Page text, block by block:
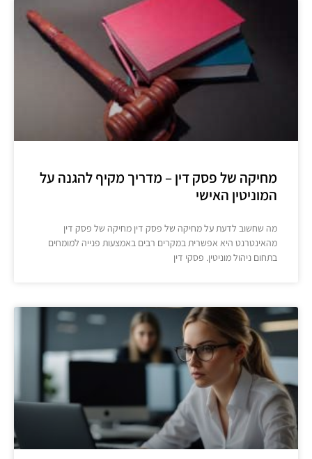
מחיקה של פסק דין – מדריך מקיף להגנה על
המוניטין האישי
מה שחשוב לדעת על מחיקה של פסק דין מחיקה של פסק דין
מהאינטרנט היא אפשרית במקרים רבים באמצעות פנייה למומחים
בתחום ניהול מוניטין. פסקי דין